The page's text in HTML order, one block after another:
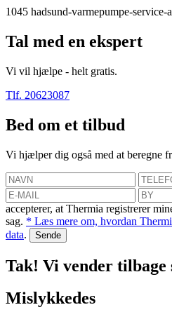
1045 hadsund-varmepumpe-service-
Tal med en ekspert
Vi vil hjælpe - helt gratis.
Tlf. 20623087
Bed om et tilbud
Vi hjælper dig også med at beregne
accepterer, at Thermia registrerer
sag. * Læs mere om, hvordan
data.
Tak! Vi vender tilbage
Mislykkedes